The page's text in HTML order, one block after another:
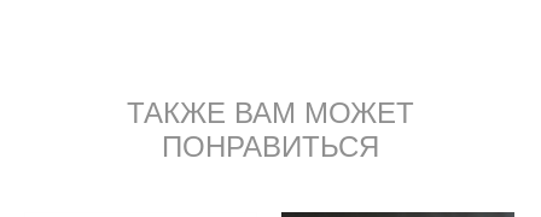
ТАКЖЕ ВАМ МОЖЕТ
ПОНРАВИТЬСЯ